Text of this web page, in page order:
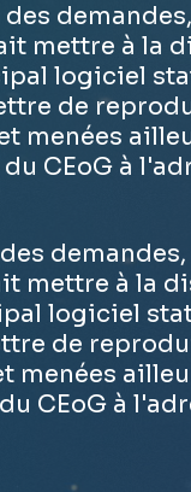
des
mettre à la
logiciel
de
menées
CEoG à
mettre à la
logiciel
de
menées
CEoG à